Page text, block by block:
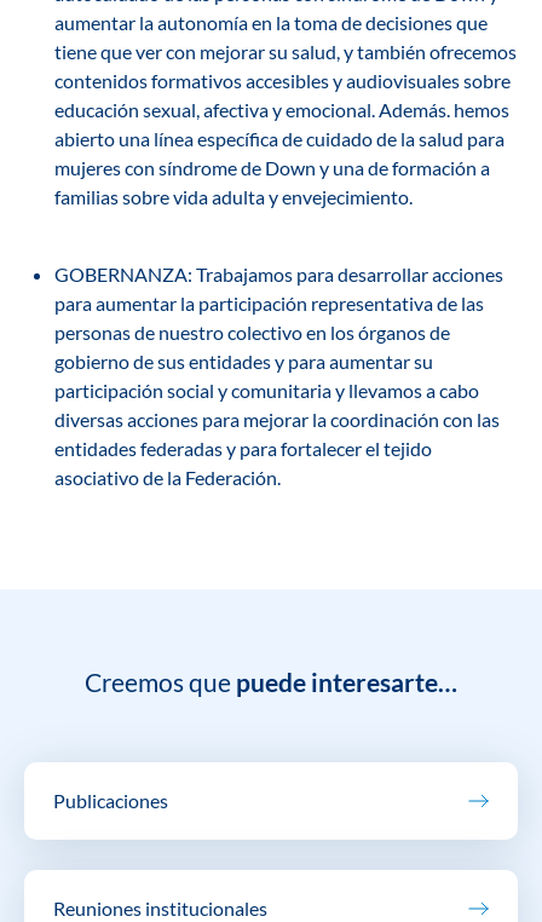
aumentar la autonomíaen la toma de decisiones que
tiene que ver con mejorar su salud, y también ofrecemos
contenidos formativos accesibles y audiovisuales sobre
educación sexual, afectiva y emocional. Además. hemos
abierto una línea específica de cuidado de lasalud para
mujeres con síndrome de Down y una deformación a
familias sobre vida adulta y envejecimiento.
GOBERNANZA: Trabajamos para desarrollar acciones
para aumentar la participación representativa de las
personas de nuestro colectivo en los órganos de
gobierno de sus entidades y para aumentar su
participación social y comunitaria y llevamosa cabo
diversas acciones para mejorar la coordinación con las
entidades federadas y para fortalecer el tejido
asociativo de la Federación.
Creemos que puede interesarte…
Publicaciones
Reuniones institucionales